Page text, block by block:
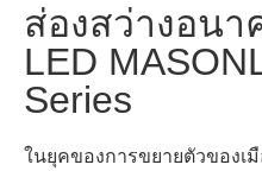
ส่องสว่างอน
LED
Series
ในยุคของการขยายตัวของเ